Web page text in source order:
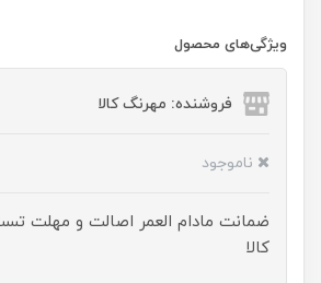
ویژگی‌های محصول
فروشنده: مهرنگ کالا
ناموجود
کالا